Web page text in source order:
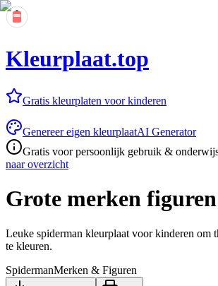
Kleurplaat.top
Gratis kleurplaten voor kinderen
Genereer eigen kleurplaatAI Generator
Gratis voor persoonlijk gebruik &
naar overzicht
Grote merken figuren
Leuke spiderman kleurplaat voor kinderen om
te kleuren.
SpidermanMerken & Figuren